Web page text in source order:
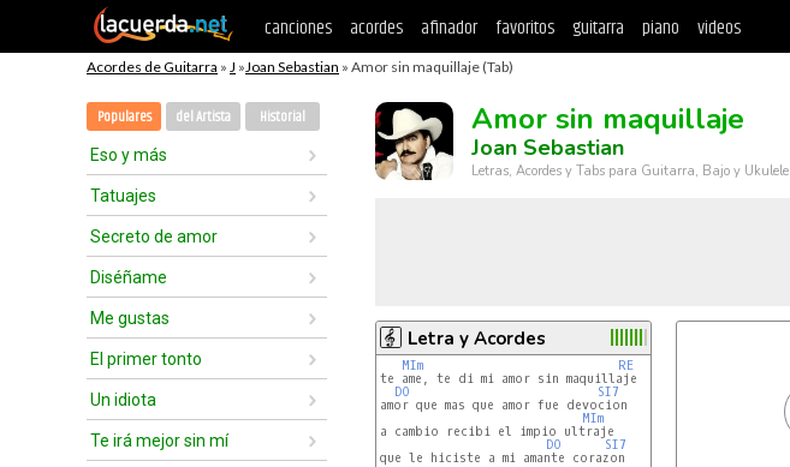
canciones acordes afinador favoritos guitarra piano videos
Acordes de Guitarra » J »Joan Sebastian » Amor sin maquillaje (Tab)
Populares del Artista Historial
Eso y más
Tatuajes
Secreto de amor
Diséñame
Me gustas
El primer tonto
Un idiota
Te irá mejor sin mí
Amor sin maquillaje
Joan Sebastian
Letras, Acordes y Tabs para Guitarra, Bajo y Ukulele
Letra y Acordes
MIm
RE
te ame, te di mi amor sin maquillaje
DO
SI7
amor que mas que amor fue devocion
MIm
a cambio recibi el impio ultraje
DO
SI7
que le hiciste a mi amante corazon